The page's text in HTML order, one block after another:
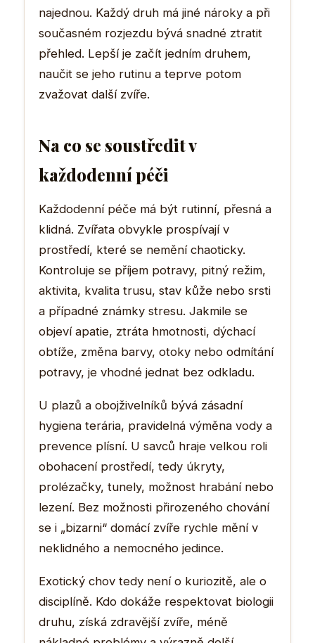
najednou. Každý druh má jiné nároky a při
současném rozjezdu bývá snadné ztratit
přehled. Lepší je začít jedním druhem,
naučit se jeho rutinu a teprve potom
zvažovat další zvíře.
Na co se soustředit v
každodenní péči
Každodenní péče má být rutinní, přesná a
klidná. Zvířata obvykle prospívají v
prostředí, které se nemění chaoticky.
Kontroluje se příjem potravy, pitný režim,
aktivita, kvalita trusu, stav kůže nebo srsti
a případné známky stresu. Jakmile se
objeví apatie, ztráta hmotnosti, dýchací
obtíže, změna barvy, otoky nebo odmítání
potravy, je vhodné jednat bez odkladu.
U plazů a obojživelníků bývá zásadní
hygiena terária, pravidelná výměna vody a
prevence plísní. U savců hraje velkou roli
obohacení prostředí, tedy úkryty,
prolézačky, tunely, možnost hrabání nebo
lezení. Bez možnosti přirozeného chování
se i „bizarni“ domácí zvíře rychle mění v
neklidného a nemocného jedince.
Exotický chov tedy není o kuriozitě, ale o
disciplíně. Kdo dokáže respektovat biologii
druhu, získá zdravější zvíře, méně